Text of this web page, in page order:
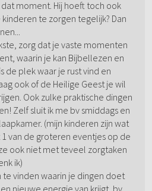
moment. Hij hoeft toch ook
te zorgen tegelijk? Dan
zorg dat je vaste momenten
waarin je kan Bijbellezen en
de plek waar je rust vind en
ook of de Heilige Geest je wil
Ook zulke praktische dingen
Zelf sluit ik me bv smiddags en
(mijn kinderen zijn wat
van de groteren eventjes op de
ook niet met teveel zorgtaken
ik)
vinden waarin je dingen doet
nieuwe energie van krijgt, bv